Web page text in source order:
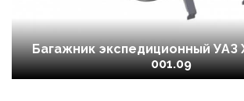
Багажник экспедиционный УАЗ
001.09